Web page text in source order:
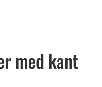
med kant